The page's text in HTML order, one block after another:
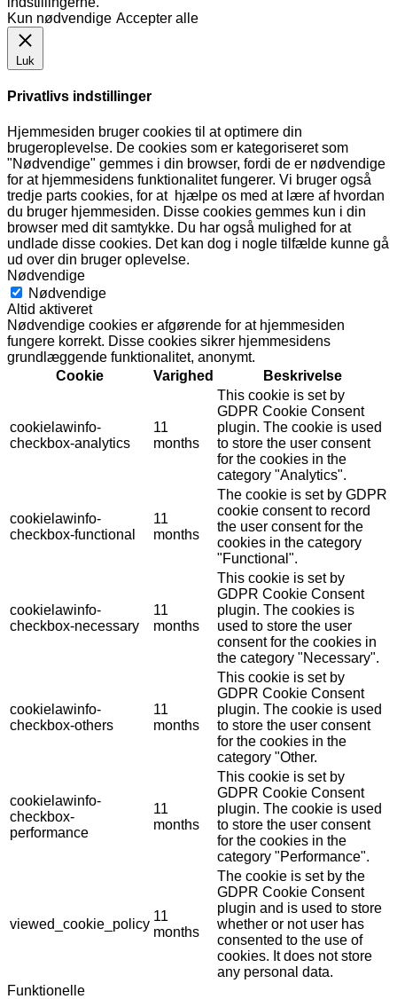
Kun nødvendige Accepter alle
Luk
Privatlivs indstillinger
Hjemmesiden bruger cookies til at optimere din
brugeroplevelse. De cookies som er kategoriseret som
"Nødvendige" gemmes i din browser, fordi de er nødvendige
for at hjemmesidens funktionalitet fungerer. Vi bruger også
tredje parts cookies, for at hjælpe os med at lære af hvordan
du bruger hjemmesiden. Disse cookies gemmes kun i din
browser med dit samtykke. Du har også mulighed for at
undlade disse cookies. Det kan dog i nogle tilfælde kunne gå
ud over din bruger oplevelse.
Nødvendige
Nødvendige
Altid aktiveret
Nødvendige cookies er afgørende for at hjemmesiden
fungere korrekt. Disse cookies sikrer hjemmesidens
grundlæggende funktionalitet, anonymt.
Cookie
Varighed Beskrivelse
cookielawinfo-
checkbox-analytics
11
months
This cookie is set by
GDPR Cookie Consent
plugin. The cookie is used
to store the user consent
for the cookies in the
category "Analytics".
cookielawinfo-
checkbox-functional
11
months
The cookie is set by GDPR
cookie consent to record
the user consent for the
cookies in the category
"Functional".
cookielawinfo-
checkbox-necessary
11
months
This cookie is set by
GDPR Cookie Consent
plugin. The cookies is
used to store the user
consent for the cookies in
the category "Necessary".
cookielawinfo-
checkbox-others
11
months
This cookie is set by
GDPR Cookie Consent
plugin. The cookie is used
to store the user consent
for the cookies in the
category "Other.
cookielawinfo-
checkbox-
performance
11
months
This cookie is set by
GDPR Cookie Consent
plugin. The cookie is used
to store the user consent
for the cookies in the
category "Performance".
viewed_cookie_policy
11
months
The cookie is set by the
GDPR Cookie Consent
plugin and is used to store
whether or not user has
consented to the use of
cookies. It does not store
any personal data.
Funktionelle